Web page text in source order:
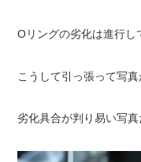
Oリングの劣化は進行し
こうして引っ張って写
劣化具合が判り易い写真